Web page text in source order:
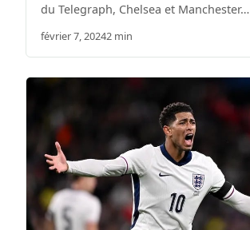
du Telegraph, Chelsea et Manchester…
février 7, 20242 min